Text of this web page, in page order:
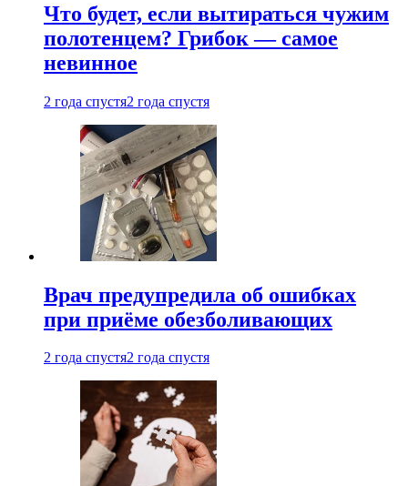
Что будет, если вытираться чужим
полотенцем? Грибок — самое
невинное
2 года спустя2 года спустя
Врач предупредила об ошибках
при приëме обезболивающих
2 года спустя2 года спустя